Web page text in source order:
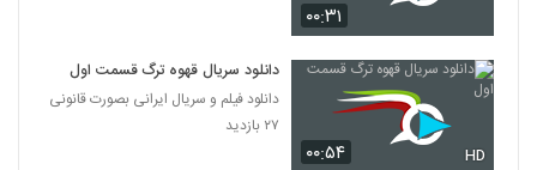
۰۰:۳۱
۰۰:۵۴ HD
دانلود سریال قهوه ترگ قسمت اول
دانلود فیلم و سریال ایرانی بصورت قانونی
۲۷ بازدید